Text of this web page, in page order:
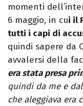
momenti
6 maggio, in cui il
tutti i capi di
quindi sapere da
avvalersi della
era stata presa
quindi da me e
che aleggiava era